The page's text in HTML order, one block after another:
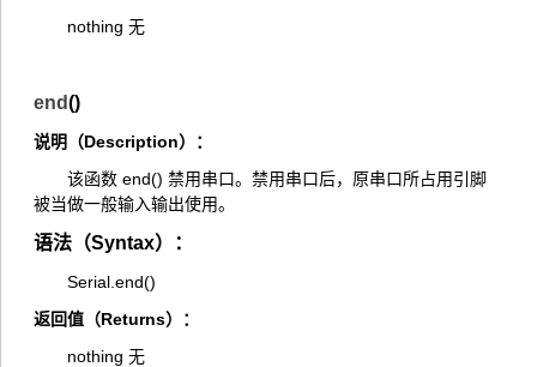
nothing 无
end()
说明（Description）：
该函数 end() 禁用串口。禁用串口后，原串口所占用引脚
被当做一般输入输出使用。
语法（Syntax）：
Serial.end()
返回值（Returns）：
nothing 无